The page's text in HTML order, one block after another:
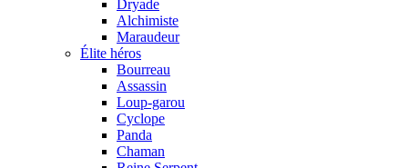
Dryade
Alchimiste
Maraudeur
Élite héros
Bourreau
Assassin
Loup-garou
Cyclope
Panda
Chaman